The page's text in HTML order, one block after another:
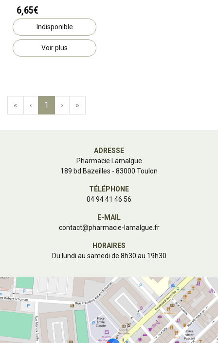
6,65€
Indisponible
Voir plus
« ‹ 1 › »
ADRESSE
Pharmacie Lamalgue
189 bd Bazeilles - 83000 Toulon
TÉLÉPHONE
04 94 41 46 56
E-MAIL
contact@pharmacie-lamalgue.fr
HORAIRES
Du lundi au samedi de 8h30 au 19h30